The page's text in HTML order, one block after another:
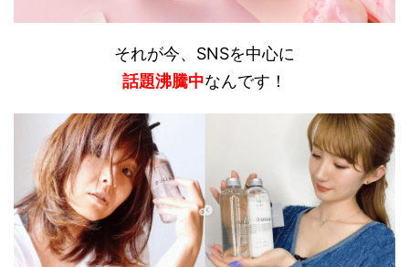
それが今、SNSを中心に
話題沸騰中なんです！